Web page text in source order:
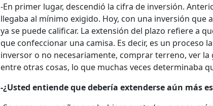
-En primer lugar, descendió la cifra de inversión.
llegaba al mínimo exigido. Hoy, con una inversión que
ya se puede calificar. La extensión del plazo refiere a
que confeccionar una camisa. Es decir, es un proceso
inversor o no necesariamente, comprar terreno, ver
entre otras cosas, lo que muchas veces determinaba
-¿Usted entiende que debería extenderse aún más